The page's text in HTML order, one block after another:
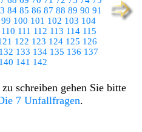
84 85 86 87 88 89 90 91
99 100 101 102 103 104
110 111 112 113 114 115
122 123 124 125 126
132 133 134 135 136 137
140 141 142
schreiben gehen Sie bitte
7 Unfallfragen.